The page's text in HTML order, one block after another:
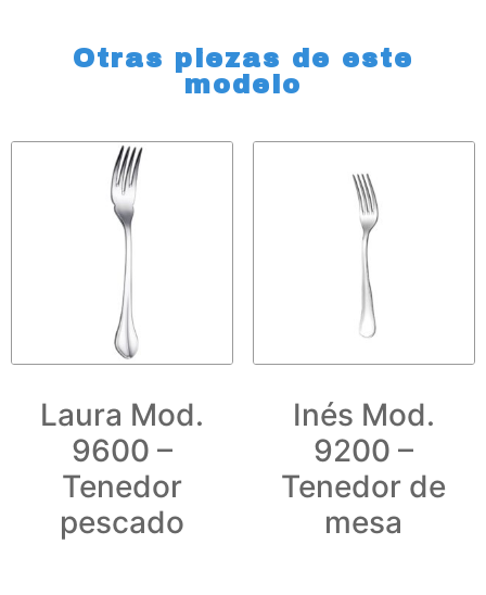
Otras piezas de este
modelo
Laura Mod.
9600 –
Tenedor
pescado
Inés Mod.
9200 –
Tenedor de
mesa